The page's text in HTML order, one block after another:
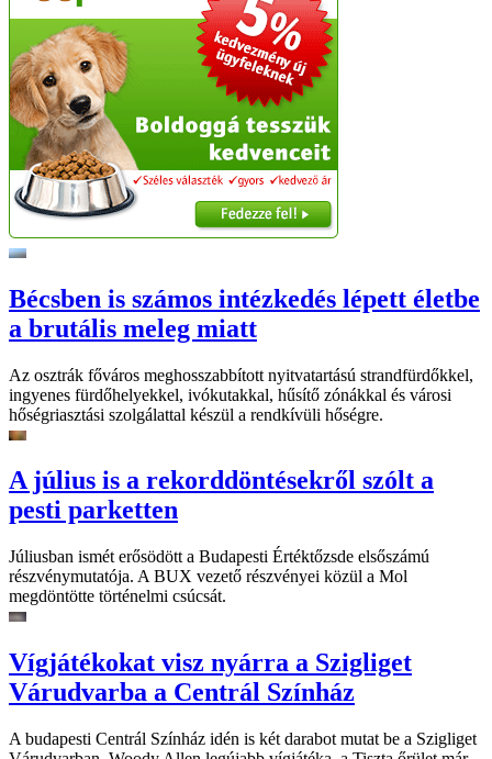
Bécsben is számos intézkedés lépett életbe
a brutális meleg miatt
Az osztrák főváros meghosszabbított nyitvatartású strandfürdőkkel,
ingyenes fürdőhelyekkel, ivókutakkal, hűsítő zónákkal és városi
hőségriasztási szolgálattal készül a rendkívüli hőségre.
A július is a rekorddöntésekről szólt a
pesti parketten
Júliusban ismét erősödött a Budapesti Értéktőzsde elsőszámú
részvénymutatója. A BUX vezető részvényei közül a Mol
megdöntötte történelmi csúcsát.
Vígjátékokat visz nyárra a Szigliget
Várudvarba a Centrál Színház
A budapesti Centrál Színház idén is két darabot mutat be a Szigliget